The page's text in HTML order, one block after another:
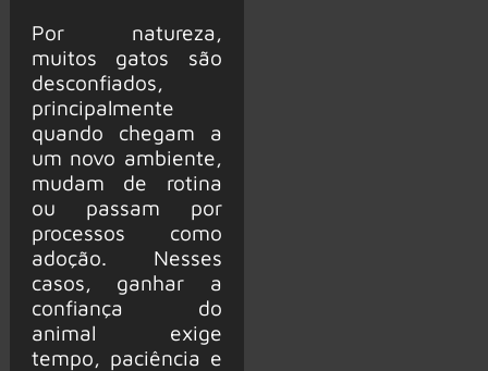
Por natureza,
muitos gatos são
desconfiados,
principalmente
quando chegam a
um novo ambiente,
mudam de rotina
ou passam por
processos como
adoção. Nesses
casos, ganhar a
confiança do
animal exige
tempo, paciência e